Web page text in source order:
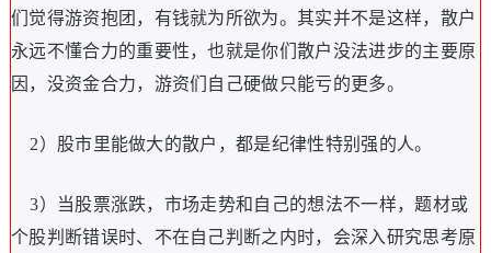
们觉得游资抱团，有钱就为所欲为。其实并不是这样，散户
永远不懂合力的重要性，也就是你们散户没法进步的主要原
因，没资金合力，游资们自己硬做只能亏的更多。
2）股市里能做大的散户，都是纪律性特别强的人。
3）当股票涨跌，市场走势和自己的想法不一样，题材或
个股判断错误时、不在自己判断之内时，会深入研究思考原